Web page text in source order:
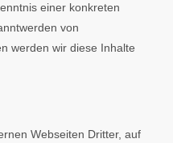
einer konkreten
von
werden wir diese Inhalte
Webseiten Dritter, auf